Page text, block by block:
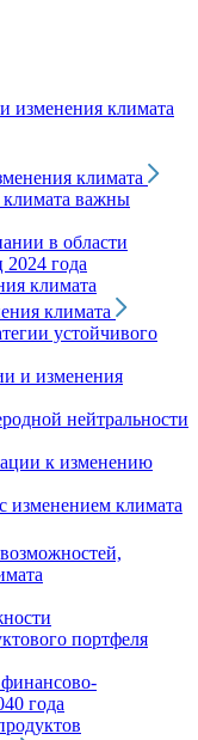
изменения климата
климата
важны
в области
2024 года
климата
климата
устойчивого
и изменения
нейтральности
к изменению
изменением климата
портфеля
года